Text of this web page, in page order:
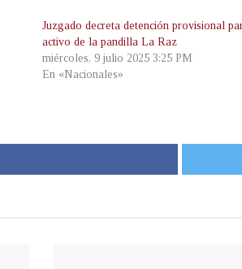
Juzgado decreta detención provisional
activo de la pandilla La Raz
miércoles, 9 julio 2025 3:25 PM
En «Nacionales»